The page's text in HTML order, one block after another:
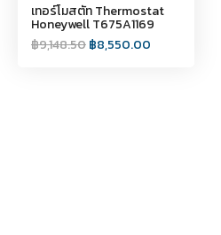
เทอร์โมสตัท Thermostat
Honeywell T675A1169
฿9,148.50฿8,550.00